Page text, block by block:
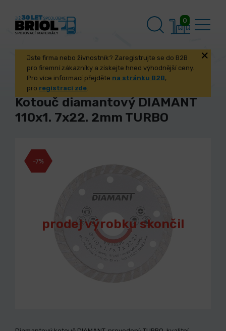
0
Jste firma nebo živnostník? Zaregistrujte se do B2B
pro firemní zákazníky a získejte hned výhodnější ceny.
Pro více informací přejděte na stránku B2B,
pro registraci zde.
Kotouč diamantový DIAMANT
110x1. 7x22. 2mm TURBO
prodej výrobku skončil
-7%